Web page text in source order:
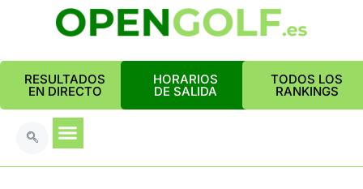
RESULTADOS
EN DIRECTO
HORARIOS
DE SALIDA
TODOS LOS
RANKINGS